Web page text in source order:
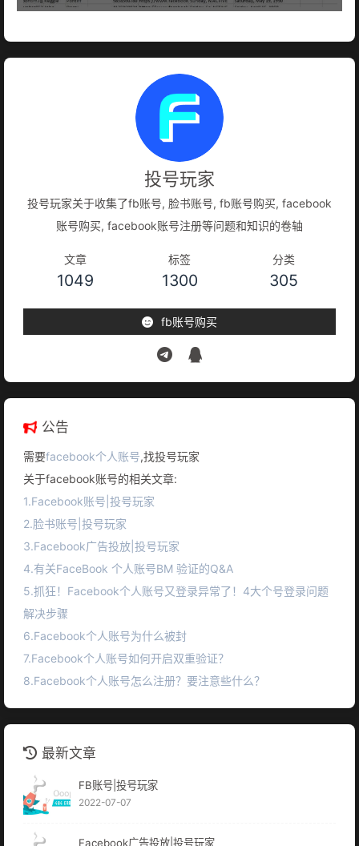
投号玩家
投号玩家关于收集了fb账号, 脸书账号, fb账号购买, facebook
账号购买, facebook账号注册等问题和知识的卷轴
文章
1049
标签
1300
分类
305
fb账号购买
公告
需要facebook个人账号,找投号玩家
关于facebook账号的相关文章:
1.Facebook账号|投号玩家
2.脸书账号|投号玩家
3.Facebook广告投放|投号玩家
4.有关FaceBook 个人账号BM 验证的Q&A
5.抓狂！Facebook个人账号又登录异常了！4大个号登录问题
解决步骤
6.Facebook个人账号为什么被封
7.Facebook个人账号如何开启双重验证？
8.Facebook个人账号怎么注册？要注意些什么？
最新文章
FB账号|投号玩家
2022-07-07
Facebook广告投放|投号玩家